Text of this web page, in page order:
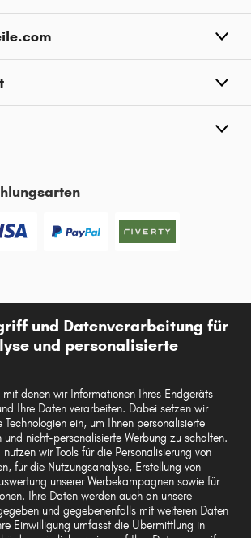
insbesondere die gesamte Datenbank, dürfen nicht
Vervielfältigung und Verbreitung der Daten und der
Einwilligung von TecAlliance und/oder die
Aktivitäten ist streng verboten. Jegliche
Inhalten stellt eine Verletzung des Urheberrechts dar
nach sich ziehen.
und Datenverarbeitung für
und personalisierte
mit denen wir Informationen Ihres Endgeräts
Ihre Daten verarbeiten. Dabei setzen wir
ein, um Ihnen personalisierte
und nicht-personalisierte Werbung zu schalten.
wir Tools für die Personalisierung von
für die Nutzungsanalyse, Erstellung von
unserer Werbekampagnen sowie für
Ihre Daten werden auch an unsere
und gegebenenfalls mit weiteren Daten
Einwilligung umfasst die Übermittlung in